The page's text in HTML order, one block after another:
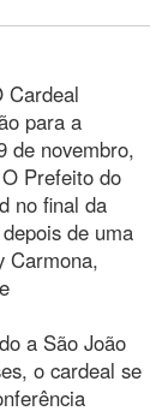
Cardeal
para a
de novembro,
Prefeito do
no final da
de uma
Carmona,
a São João
o cardeal se